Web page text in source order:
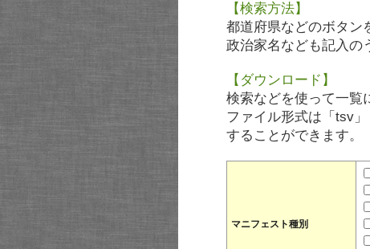
【検索方法】
都道府県などのボタン
政治家名なども記入の
【ダウンロード】
検索などを使って一覧
ファイル形式は「tsv
することができます。
マニフェスト種別